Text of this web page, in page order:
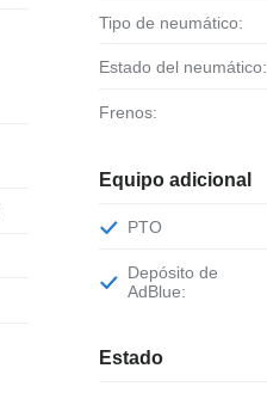
Tipo de neumático:
Estado del neumático:
Frenos:
Equipo adicional
PTO
Depósito de
AdBlue:
Estado